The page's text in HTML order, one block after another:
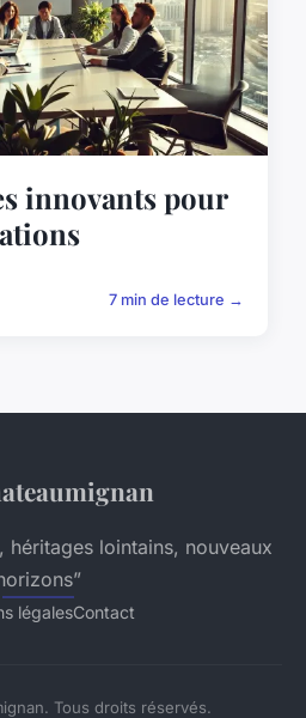
innovants pour
7 min de lecture →
héritages lointains, nouveaux
légalesContact
Tous droits réservés.